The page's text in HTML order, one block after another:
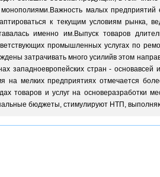
малых
к текущим условиям рынка,
именно им.Выпуск товаров
промышленных услугах по
затрачивать много усилийв этом
западноевропейских стран -
на мелких предприятиях отмечается
товаров и услуг на основеразработки
бюджеты, стимулируют НТП,